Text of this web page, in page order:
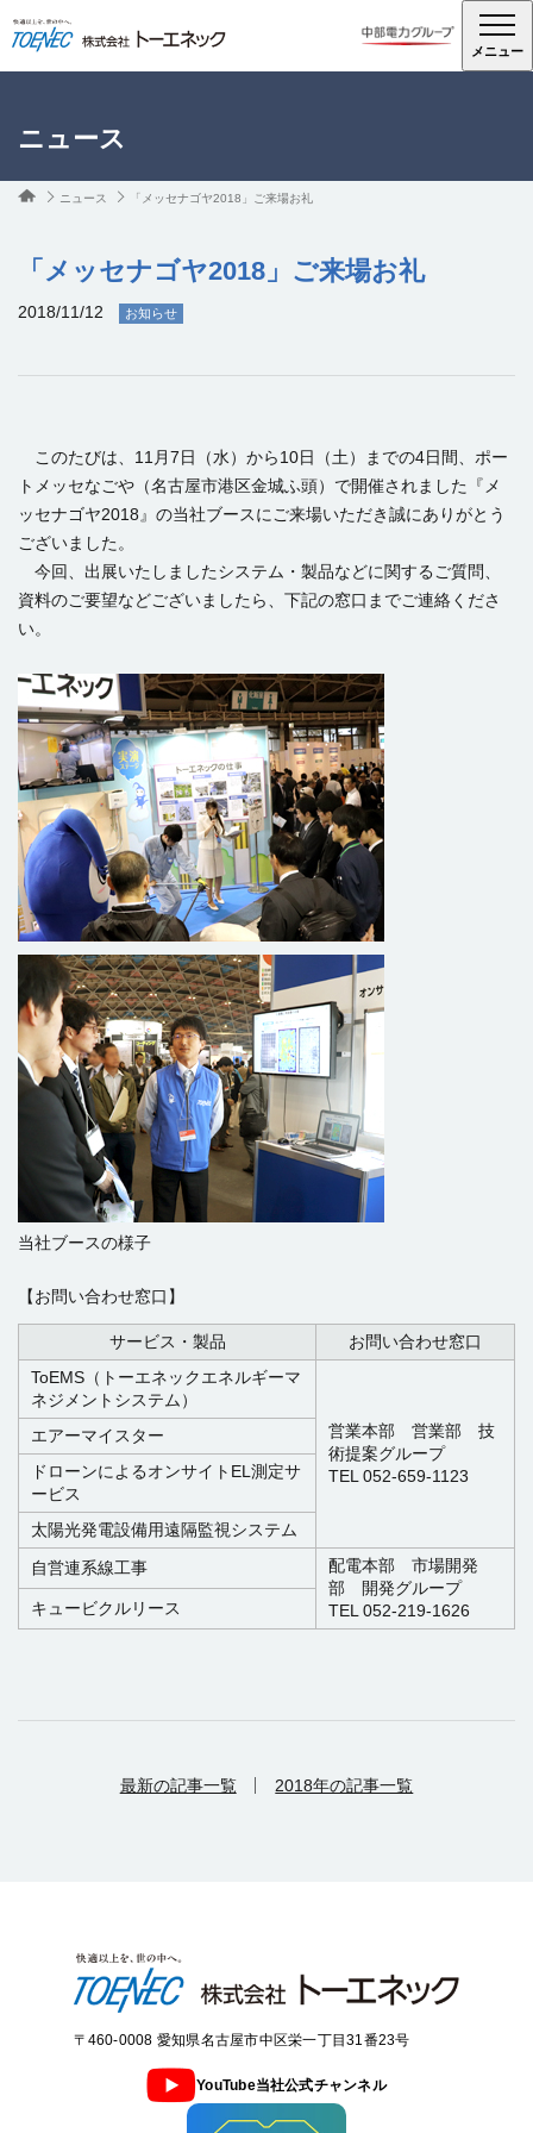
メニュー
ニュース
ニュース 「メッセナゴヤ2018」ご来場お礼
「メッセナゴヤ2018」ご来場お礼
2018/11/12 お知らせ
このたびは、11月7日（水）から10日（土）までの4日間、ポー
トメッセなごや（名古屋市港区金城ふ頭）で開催されました『メ
ッセナゴヤ2018』の当社ブースにご来場いただき誠にありがとう
ございました。
今回、出展いたしましたシステム・製品などに関するご質問、
資料のご要望などございましたら、下記の窓口までご連絡くださ
い。
当社ブースの様子
【お問い合わせ窓口】
サービス・製品
お問い合わせ窓口
ToEMS（トーエネックエネルギーマ
ネジメントシステム）
営業本部 営業部 技
術提案グループ
TEL 052-659-1123
エアーマイスター
ドローンによるオンサイトEL測定サ
ービス
太陽光発電設備用遠隔監視システム
自営連系線工事
配電本部 市場開発
部 開発グループ
TEL 052-219-1626
キュービクルリース
最新の記事一覧 2018年の記事一覧
〒460-0008 愛知県名古屋市中区栄一丁目31番23号
YouTube当社公式チャンネル